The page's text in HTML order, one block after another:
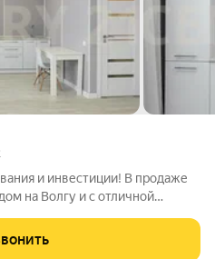
и инвестиции! В продаже
на Волгу и с oтличнoй
соседи всё для